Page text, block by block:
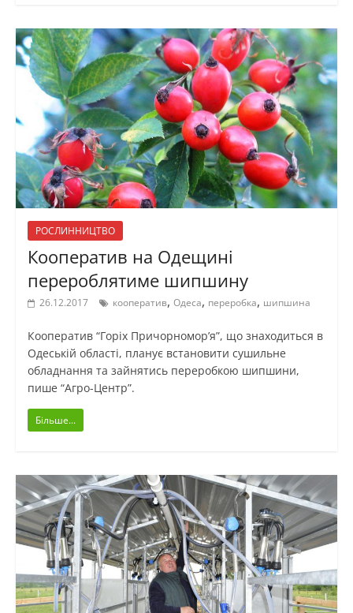
РОСЛИННИЦТВО
Кооператив на Одещині
перероблятиме шипшину
26.12.2017 кооператив, Одеса, переробка, шипшина
Кооператив “Горіх Причорномор’я”, що знаходиться в
Одеській області, планує встановити сушильне
обладнання та зайнятись переробкою шипшини,
пише “Агро-Центр”.
Більше...